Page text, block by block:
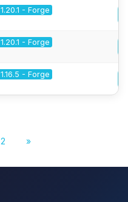
1.20.1 - Forge
1.20.1 - Forge
1.16.5 - Forge
2 »